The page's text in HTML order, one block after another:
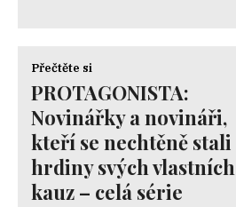
Přečtěte si
PROTAGONISTA:
Novinářky a novináři,
kteří se nechtěně stali
hrdiny svých vlastních
kauz – celá série